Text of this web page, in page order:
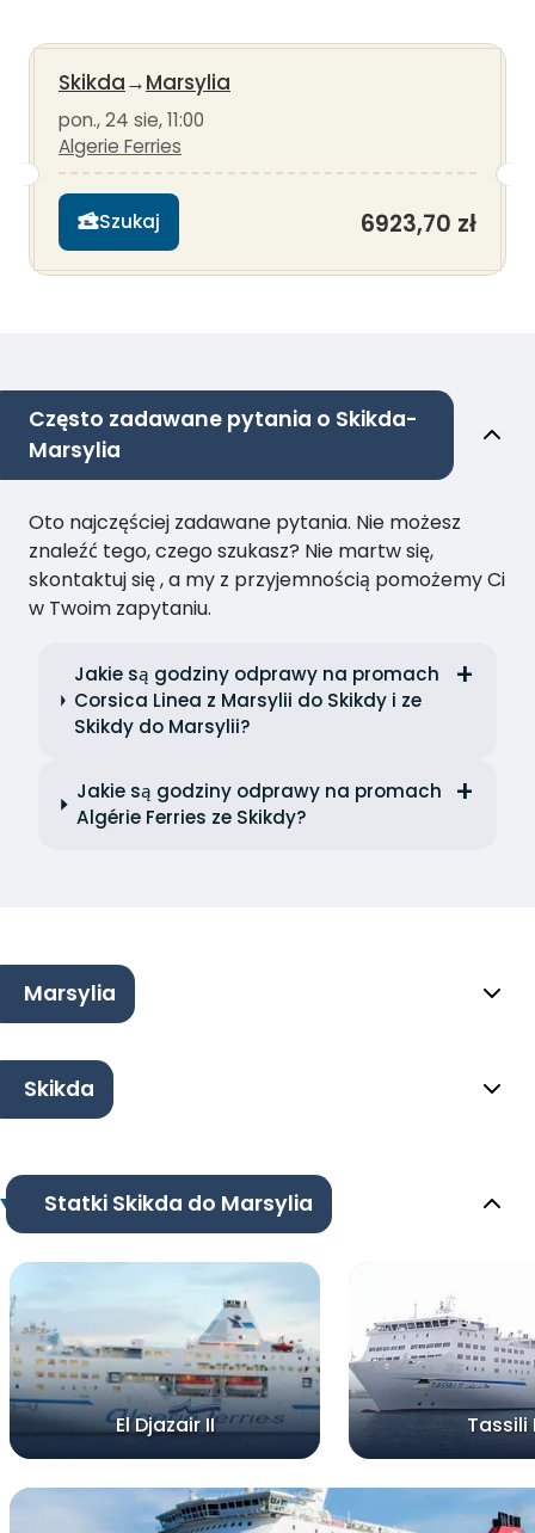
Skikda→Marsylia
pon., 24 sie, 11:00
Algerie Ferries
Szukaj 6923,70 zł
Często zadawane pytania o Skikda-
Marsylia
Oto najczęściej zadawane pytania. Nie możesz
znaleźć tego, czego szukasz? Nie martw się,
skontaktuj się , a my z przyjemnością pomożemy Ci
w Twoim zapytaniu.
Jakie są godziny odprawy na promach
Corsica Linea z Marsylii do Skikdy i ze
Skikdy do Marsylii?
Jakie są godziny odprawy na promach
Algérie Ferries ze Skikdy?
Marsylia
Skikda
Statki Skikda do Marsylia
El Djazair II Tassili